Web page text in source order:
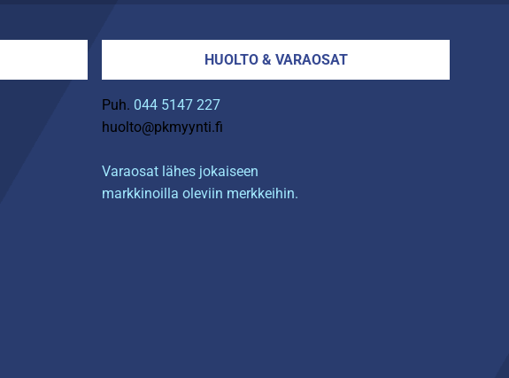
HUOLTO & VARAOSAT
Puh. 044 5147 227
huolto@pkmyynti.fi
Varaosat lähes jokaiseen
markkinoilla oleviin merkkeihin.